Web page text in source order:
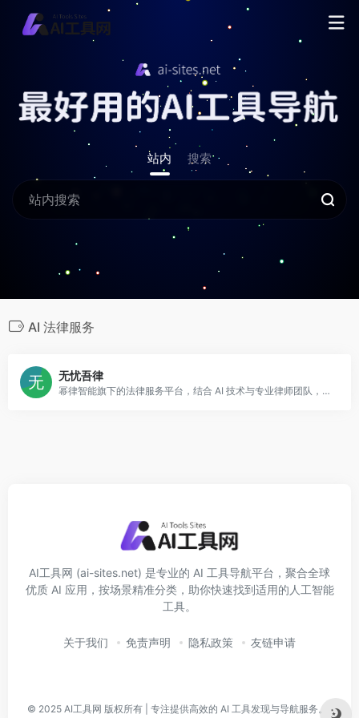
站内 搜索
AI 法律服务
无忧吾律
幂律智能旗下的法律服务平台，结合 AI 技术与专业律师团队，提供在线法律咨询、合同审查、文书制作等服务，以“及时、不贵”的法律支持为目标。
AI工具网 (ai-sites.net) 是专业的 AI 工具导航平台，聚合全球
优质 AI 应用，按场景精准分类，助你快速找到适用的人工智能
工具。
关于我们 免责声明 隐私政策 友链申请
© 2025 AI工具网 版权所有 | 专注提供高效的 AI 工具发现与导航服务。